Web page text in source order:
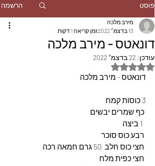
פוסט הרשמה
דונאטס - מירב מלכה
מירב מלכה
13 בדצמ׳ 2022
זמן קריאה 1 דקות
עודכן: 22 בדצמ׳ 2022
דירוג של NaN מתוך 5 כוכבים
דונאטס - מירב מלכה
3 כוסות קמח